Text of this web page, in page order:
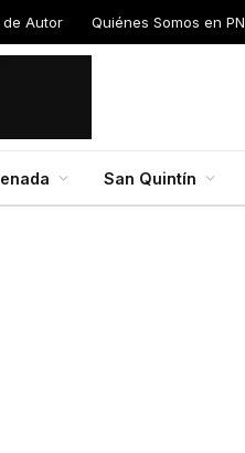
Autor Quiénes Somos en PN
San Quintín